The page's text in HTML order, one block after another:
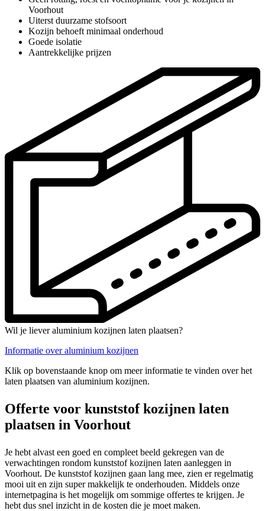
Voorhout
Uiterst duurzame stofsoort
Kozijn behoeft minimaal onderhoud
Goede isolatie
Aantrekkelijke prijzen
Wil je liever aluminium kozijnen laten plaatsen?
Informatie over aluminium kozijnen
Klik op bovenstaande knop om meer informatie te vinden over het
laten plaatsen van aluminium kozijnen.
Offerte voor kunststof kozijnen laten
plaatsen in Voorhout
Je hebt alvast een goed en compleet beeld gekregen van de
verwachtingen rondom kunststof kozijnen laten aanleggen in
Voorhout. De kunststof kozijnen gaan lang mee, zien er regelmatig
mooi uit en zijn super makkelijk te onderhouden. Middels onze
internetpagina is het mogelijk om sommige offertes te krijgen. Je
hebt dus snel inzicht in de kosten die je moet maken.